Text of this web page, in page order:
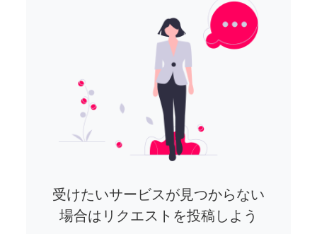
受けたいサービスが見つからない
場合はリクエストを投稿しよう